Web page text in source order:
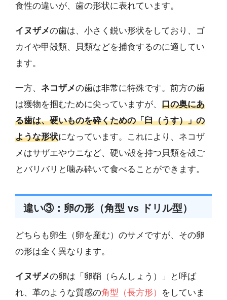
食性の違いが、歯の形状に表れています。
イヌザメの歯は、小さく鋭い形状をしており、ゴ
カイや甲殻類、貝類などを捕食するのに適してい
ます。
一方、 ネコザメの歯は非常に特殊です。前方の歯
は獲物を掴むために尖っていますが、 口の奥にあ
る歯は、硬いものを砕くための「臼（うす）」の
ような形状になっています。これにより、ネコザ
メはサザエやウニなど、硬い殻を持つ貝類を殻ご
とバリバリと噛み砕いて食べることができます。
違い③：卵の形（角型 vs ドリル型）
どちらも卵生（卵を産む）のサメですが、その卵
の形は全く異なります。
イヌザメの卵は「卵鞘（らんしょう）」と呼ば
れ、革のような質感の角型（長方形）
をしていま